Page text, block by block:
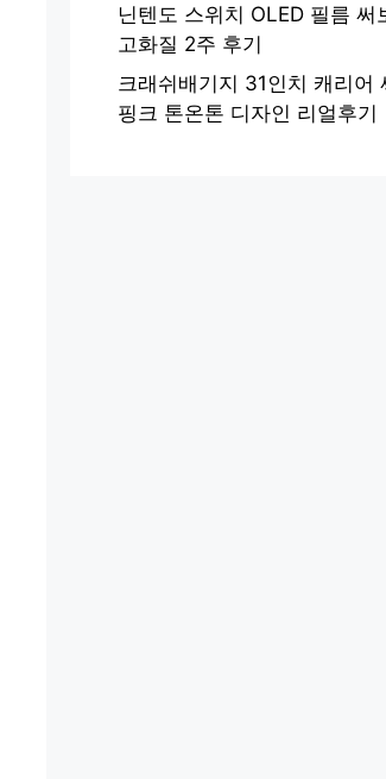
닌텐도 스위치 OLED 필름 써
고화질 2주 후기
크래쉬배기지 31인치 캐리어
핑크 톤온톤 디자인 리얼후기